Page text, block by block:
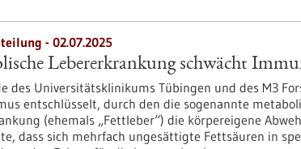
- 02.07.2025
Lebererkrankung schwächt
des Universitätsklinikums Tübingen und des M3
entschlüsselt, durch den die sogenannte
(ehemals „Fettleber“) die körpereigene
dass sich mehrfach ungesättigte Fettsäuren in